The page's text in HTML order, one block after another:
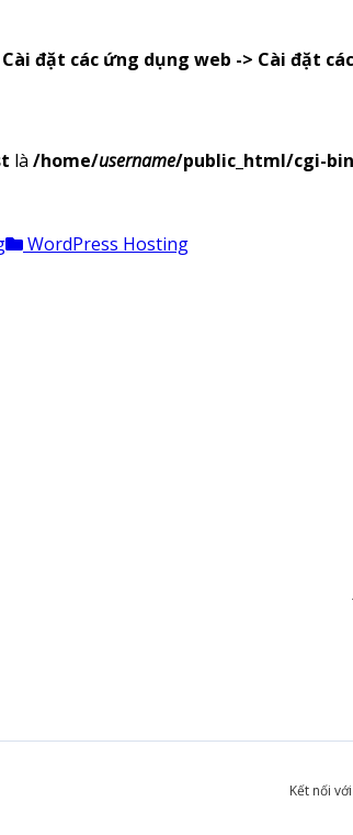
Cài đặt các ứng dụng web -> Cài đặt
là /home/username/public_html/cgi-bin
WordPress Hosting
Kết nối